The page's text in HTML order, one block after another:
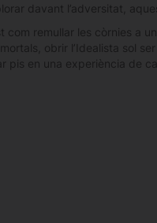
davant l’adversitat,
remullar les còrnies a
obrir l’Idealista sol
pis en una experiència de